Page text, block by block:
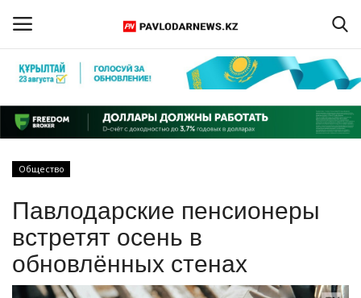
Регистрация
Главная
ПАВЛОДАРСКАЯ ОБЛАСТЬ
КАЗАХСТАН
Общество
Павлодарские пенсионеры
встретят осень в
обновлённых стенах